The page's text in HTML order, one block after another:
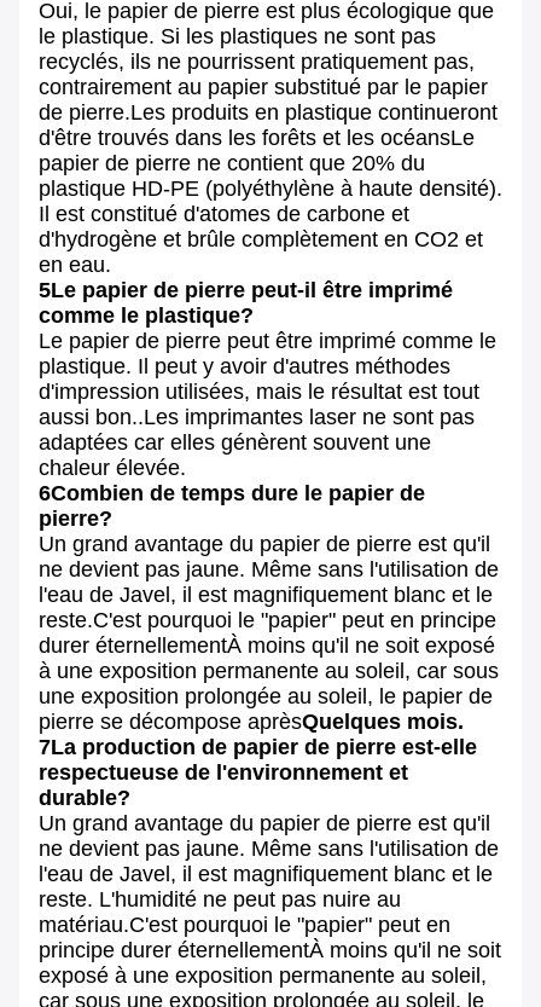
Oui, le papier de pierre est plus écologique que
le plastique. Si les plastiques ne sont pas
recyclés, ils ne pourrissent pratiquement pas,
contrairement au papier substitué par le papier
de pierre.Les produits en plastique continueront
d'être trouvés dans les forêts et les océansLe
papier de pierre ne contient que 20% du
plastique HD-PE (polyéthylène à haute densité).
Il est constitué d'atomes de carbone et
d'hydrogène et brûle complètement en CO2 et
en eau.
5Le papier de pierre peut-il être imprimé
comme le plastique?
Le papier de pierre peut être imprimé comme le
plastique. Il peut y avoir d'autres méthodes
d'impression utilisées, mais le résultat est tout
aussi bon..Les imprimantes laser ne sont pas
adaptées car elles génèrent souvent une
chaleur élevée.
6Combien de temps dure le papier de
pierre?
Un grand avantage du papier de pierre est qu'il
ne devient pas jaune. Même sans l'utilisation de
l'eau de Javel, il est magnifiquement blanc et le
reste.C'est pourquoi le "papier" peut en principe
durer éternellementÀ moins qu'il ne soit exposé
à une exposition permanente au soleil, car sous
une exposition prolongée au soleil, le papier de
pierre se décompose aprèsQuelques mois.
7La production de papier de pierre est-elle
respectueuse de l'environnement et
durable?
Un grand avantage du papier de pierre est qu'il
ne devient pas jaune. Même sans l'utilisation de
l'eau de Javel, il est magnifiquement blanc et le
reste. L'humidité ne peut pas nuire au
matériau.C'est pourquoi le "papier" peut en
principe durer éternellementÀ moins qu'il ne soit
exposé à une exposition permanente au soleil,
car sous une exposition prolongée au soleil, le